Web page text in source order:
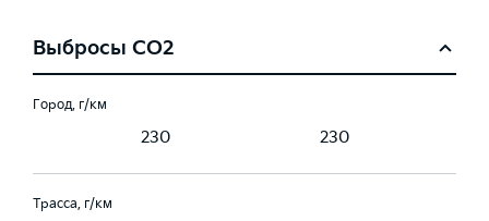
Выбросы CO2
Город, г/км
230 230
Трасса, г/км